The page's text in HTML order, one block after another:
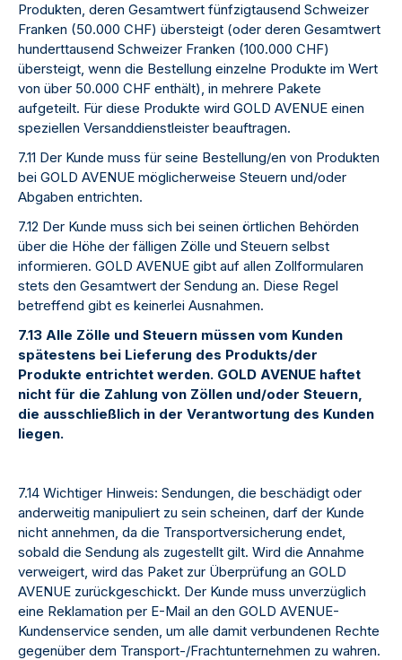
Produkten, deren Gesamtwert fünfzigtausend Schweizer
Franken (50.000 CHF) übersteigt (oder deren Gesamtwert
hunderttausend Schweizer Franken (100.000 CHF)
übersteigt, wenn die Bestellung einzelne Produkte im Wert
von über 50.000 CHF enthält), in mehrere Pakete
aufgeteilt. Für diese Produkte wird GOLD AVENUE einen
speziellen Versanddienstleister beauftragen.
7.11 Der Kunde muss für seine Bestellung/en von Produkten
bei GOLD AVENUE möglicherweise Steuern und/oder
Abgaben entrichten.
7.12 Der Kunde muss sich bei seinen örtlichen Behörden
über die Höhe der fälligen Zölle und Steuern selbst
informieren. GOLD AVENUE gibt auf allen Zollformularen
stets den Gesamtwert der Sendung an. Diese Regel
betreffend gibt es keinerlei Ausnahmen.
7.13 Alle Zölle und Steuern müssen vom Kunden
spätestens bei Lieferung des Produkts/der
Produkte entrichtet werden. GOLD AVENUE haftet
nicht für die Zahlung von Zöllen und/oder Steuern,
die ausschließlich in der Verantwortung des Kunden
liegen.
7.14 Wichtiger Hinweis: Sendungen, die beschädigt oder
anderweitig manipuliert zu sein scheinen, darf der Kunde
nicht annehmen, da die Transportversicherung endet,
sobald die Sendung als zugestellt gilt. Wird die Annahme
verweigert, wird das Paket zur Überprüfung an GOLD
AVENUE zurückgeschickt. Der Kunde muss unverzüglich
eine Reklamation per E-Mail an den GOLD AVENUE-
Kundenservice senden, um alle damit verbundenen Rechte
gegenüber dem Transport-/Frachtunternehmen zu wahren.